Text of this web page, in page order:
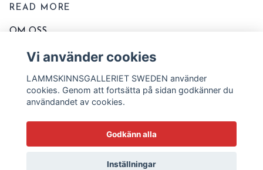
READ MORE
OM OSS
KONTAKTA OSS
KÖPVILLKOR
TVÄTT OCH SKÖTSELRÅD
STORLEKSSCHEMA
BLOGG
Vi använder cookies
LAMMSKINNSGALLERIET SWEDEN använder
cookies. Genom att fortsätta på sidan godkänner du
användandet av cookies.
Godkänn alla
Inställningar